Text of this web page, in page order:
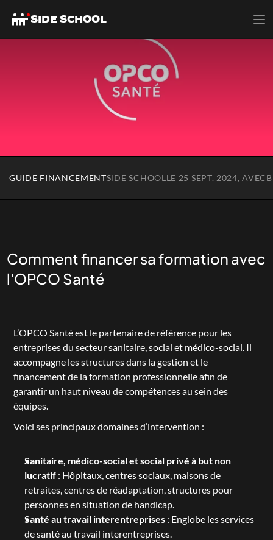
GUIDE FINANCEMENTSIDE SCHOOL LE 25 SEPT. 2024, AVEC
Comment financer sa formation avec
l'OPCO Santé
L’OPCO Santé est le partenaire de référence pour les
entreprises du secteur sanitaire, social et médico-social. Il
accompagne les structures dans la gestion et le
financement de la formation professionnelle afin de
garantir un haut niveau de compétences au sein des
équipes.
Voici ses principaux domaines d’intervention :
Sanitaire, médico-social et social privé à but non
lucratif : Hôpitaux, centres sociaux, maisons de
retraites, centres de réadaptation, structures pour
personnes en situation de handicap.
Santé au travail interentreprises : Englobe les services
de santé au travail interentreprises.
SIDE SCHOOL